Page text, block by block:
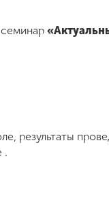
результаты
.